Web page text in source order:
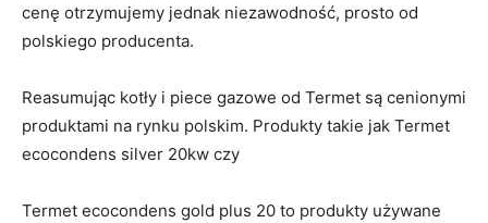
cenę otrzymujemy jednak niezawodność, prosto od
polskiego producenta.
Reasumując kotły i piece gazowe od Termet są cenionymi
produktami na rynku polskim. Produkty takie jak Termet
ecocondens silver 20kw czy
Termet ecocondens gold plus 20 to produkty używane